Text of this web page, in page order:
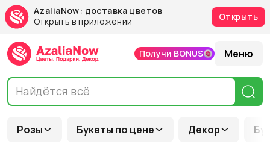
AzaliaNow: доставка цветов
Открыть в приложении
Открыть
Розы Букеты по цене Декор
Получи BONUS Меню